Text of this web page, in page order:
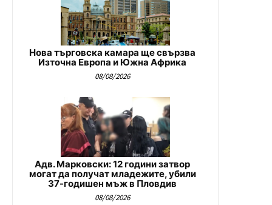
Нова търговска камара ще свързва
Източна Европа и Южна Африка
08/08/2026
Адв. Марковски: 12 години затвор
могат да получат младежите, убили
37-годишен мъж в Пловдив
08/08/2026